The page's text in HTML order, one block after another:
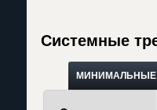
Системные
МИНИМАЛЬНЫЕ